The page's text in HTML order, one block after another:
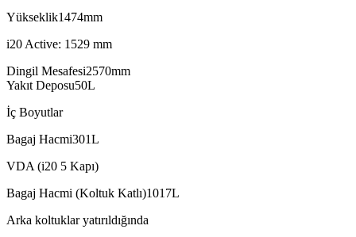
Yükseklik
mm
i20 Active: 1529 mm
Dingil Mesafesi
mm
Yakıt Deposu
L
İç Boyutlar
Bagaj Hacmi
L
VDA (i20 5 Kapı)
Bagaj Hacmi (Koltuk Katlı)
L
Arka koltuklar yatırıldığında